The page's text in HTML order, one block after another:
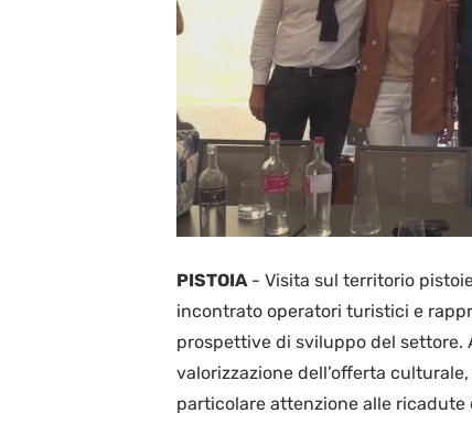
PISTOIA- Visita sul territorio
incontrato operatori turistici e
prospettive di sviluppo del settore.
valorizzazione dell’offerta
particolare attenzione alle ricadute